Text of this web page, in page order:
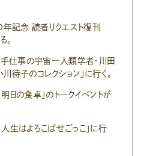
記念 読者リクエスト復刊
。
手仕事の宇宙―人類学者・川田
待子のコレクション」に行く。
日の食卓」のトークイベントが
生はよろこばせごっこ」に行